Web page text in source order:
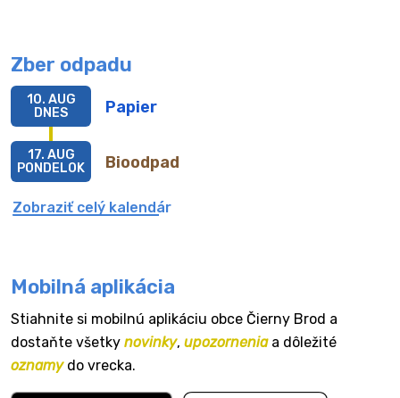
Zber odpadu
Papier
10. AUG
DNES
Bioodpad
17. AUG
PONDELOK
Zobraziť celý kalendár
Mobilná aplikácia
Stiahnite si mobilnú aplikáciu obce Čierny Brod a
dostaňte všetky novinky, upozorneniaa dôležité
oznamydo vrecka.